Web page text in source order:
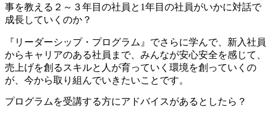
事を教える２～３年目の社員と1年目の社員がいかに対話で
成長していくのか？
『リーダーシップ・プログラム』でさらに学んで、新入社員
からキャリアのある社員まで、みんなが安心安全を感じて、
売上げを創るスキルと人が育っていく環境を創っていくの
が、今から取り組んでいきたいことです。
プログラムを受講する方にアドバイスがあるとしたら？